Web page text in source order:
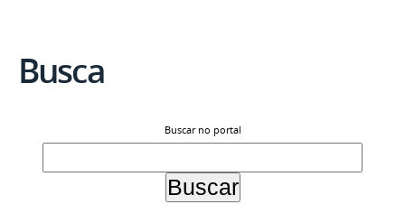
Busca
Buscar no portal